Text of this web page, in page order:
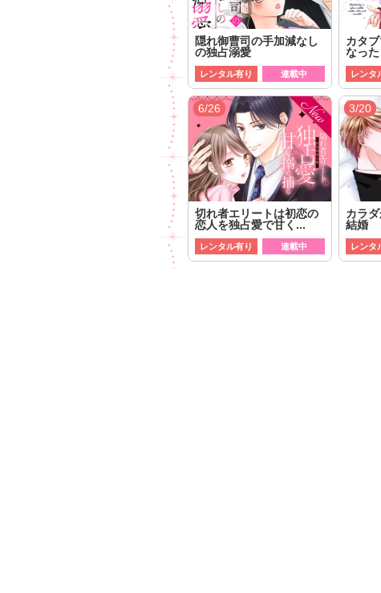
隠れ御曹司の手加減なし
の独占溺愛
レンタル有り 連載中
カタ
なっ
レンタ
6/26
切れ者エリートは初恋の
恋人を独占愛で甘く...
レンタル有り 連載中
3/20
カラ
結婚
レンタ